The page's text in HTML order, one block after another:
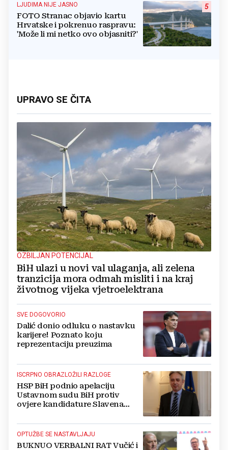
5
LJUDIMA NIJE JASNO
FOTO Stranac objavio kartu
Hrvatske i pokrenuo raspravu:
'Može li mi netko ovo objasniti?'
UPRAVO SE ČITA
OZBILJAN POTENCIJAL
BiH ulazi u novi val ulaganja, ali zelena
tranzicija mora odmah misliti i na kraj
životnog vijeka vjetroelektrana
SVE DOGOVORIO
Dalić donio odluku o nastavku
karijere! Poznato koju
reprezentaciju preuzima
ISCRPNO OBRAZLOŽILI RAZLOGE
HSP BiH podnio apelaciju
Ustavnom sudu BiH protiv
ovjere kandidature Slavena
OPTUŽBE SE NASTAVLJAJU
BUKNUO VERBALNI RAT Vučić i